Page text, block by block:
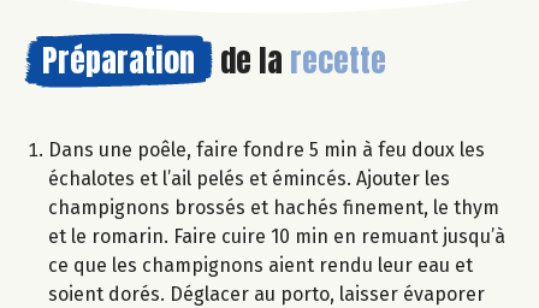
Préparation de la recette
Dans une poêle, faire fondre 5 min à feu doux les
échalotes et l’ail pelés et émincés. Ajouter les
champignons brossés et hachés finement, le thym
et le romarin. Faire cuire 10 min en remuant jusqu’à
ce que les champignons aient rendu leur eau et
soient dorés. Déglacer au porto, laisser évaporer